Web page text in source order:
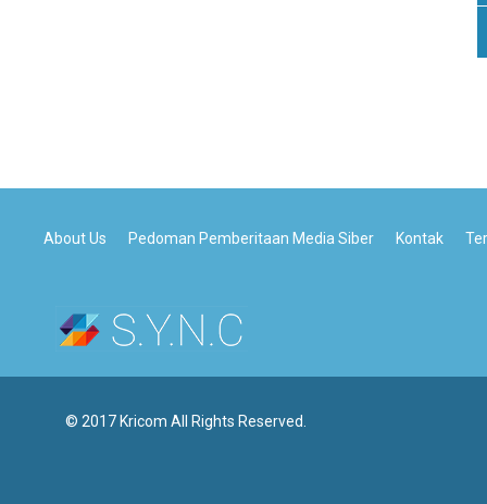
About Us Pedoman Pemberitaan Media Siber Kontak
© 2017 Kricom All Rights Reserved.